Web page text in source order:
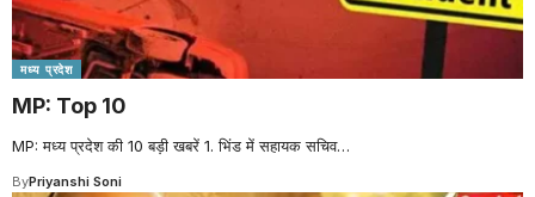
मध्य प्रदेश
MP: Top 10
MP: मध्य प्रदेश की 10 बड़ी खबरें 1. भिंड में सहायक सचिव…
ByPriyanshi Soni